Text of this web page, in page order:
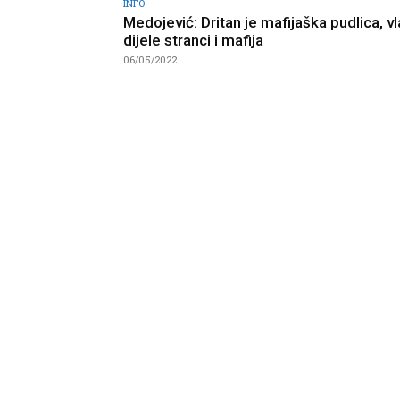
INFO
Medojević: Dritan je mafijaška pudlica,
dijele stranci i mafija
06/05/2022